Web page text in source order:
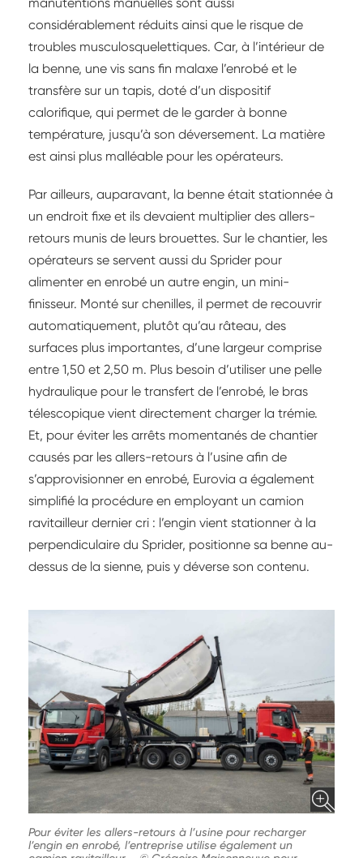
considérablement réduits ainsi que le risque de
troubles musculosquelettiques. Car, à l’intérieur de
la benne, une vis sans fin malaxe l’enrobé et le
transfère sur un tapis, doté d’un dispositif
calorifique, qui permet de le garder à bonne
température, jusqu’à son déversement. La matière
est ainsi plus malléable pour les opérateurs.
Par ailleurs, auparavant, la benne était stationnée à
un endroit fixe et ils devaient multiplier des allers-
retours munis de leurs brouettes. Sur le chantier, les
opérateurs se servent aussi du Sprider pour
alimenter en enrobé un autre engin, un mini-
finisseur. Monté sur chenilles, il permet de recouvrir
automatiquement, plutôt qu’au râteau, des
surfaces plus importantes, d’une largeur comprise
entre 1,50 et 2,50 m. Plus besoin d’utiliser une pelle
hydraulique pour le transfert de l’enrobé, le bras
télescopique vient directement charger la trémie.
Et, pour éviter les arrêts momentanés de chantier
causés par les allers-retours à l’usine afin de
s’approvisionner en enrobé, Eurovia a également
simplifié la procédure en employant un camion
ravitailleur dernier cri : l’engin vient stationner à la
perpendiculaire du Sprider, positionne sa benne au-
dessus de la sienne, puis y déverse son contenu.
Pour éviter les allers-retours à l’usine pour recharger
l’engin en enrobé, l’entreprise utilise également un